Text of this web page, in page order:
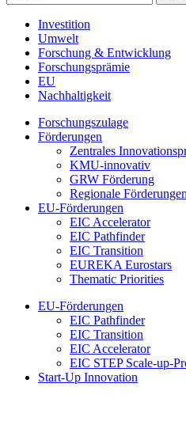
Investition
Umwelt
Forschung & Entwicklung
Forschungsprämie
EU
Nachhaltigkeit
Forschungszulage
Förderungen
Zentrales
KMU-innovativ
GRW Förderung
Regionale Förderungen
EU-Förderungen
EIC Accelerator
EIC Pathfinder
EIC Transition
EUREKA Eurostars
Thematic Priorities
EU-Förderungen
EIC Pathfinder
EIC Transition
EIC Accelerator
EIC STEP Scale-up-
Start-Up Innovation